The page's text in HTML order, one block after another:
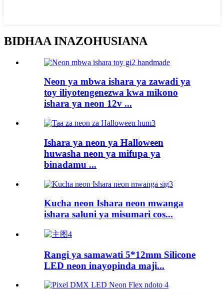
BIDHAA INAZOHUSIANA
Neon ya mbwa ishara ya zawadi ya
toy iliyotengenezwa kwa mikono
ishara ya neon 12v ...
Ishara ya neon ya Halloween
huwasha neon ya mifupa ya
binadamu ...
Kucha neon Ishara neon mwanga
ishara saluni ya misumari cos...
Rangi ya samawati 5*12mm Silicone
LED neon inayopinda maji...